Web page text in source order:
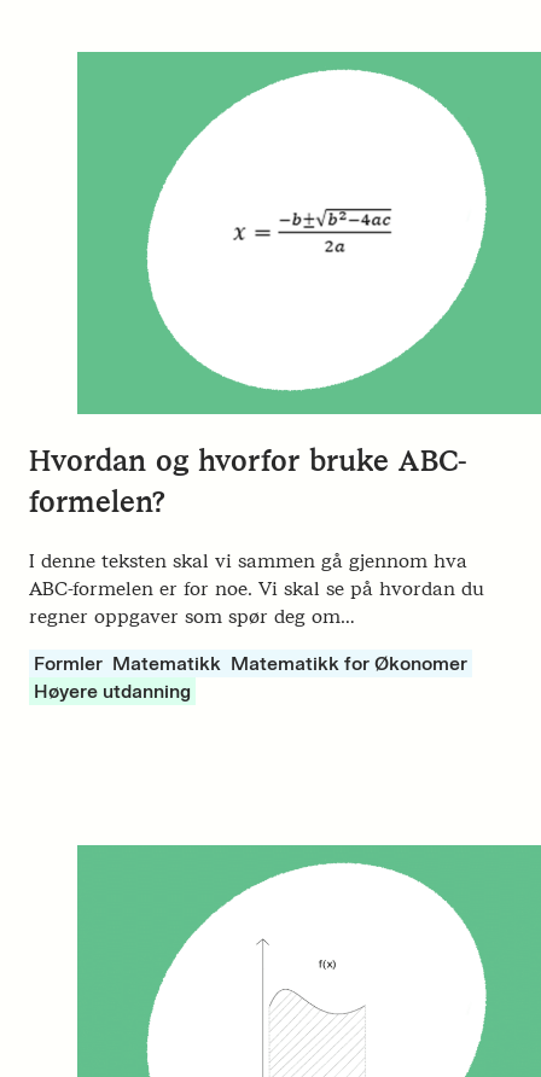
Hvordan og hvorfor bruke ABC-
formelen?
I denne teksten skal vi sammen gå gjennom hva
ABC-formelen er for noe. Vi skal se på hvordan du
regner oppgaver som spør deg om…
Formler Matematikk Matematikk for Økonomer
Høyere utdanning